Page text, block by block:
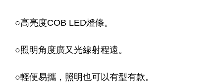
○高亮度COB LED燈條。
○照明角度廣又光線射程遠。
○輕便易攜，照明也可以有型有款。